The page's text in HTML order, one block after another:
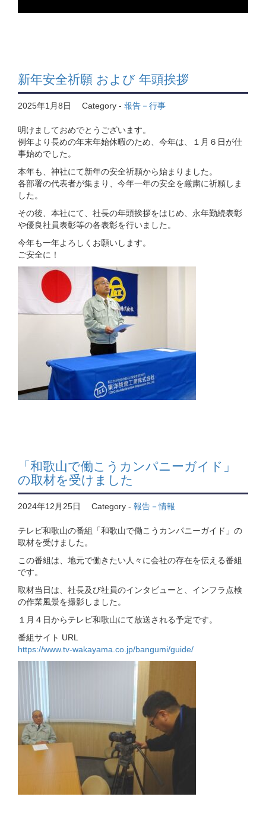
新年安全祈願 および 年頭挨拶
2025年1月8日 Category - 報告－行事
明けましておめでとうございます。
例年より長めの年末年始休暇のため、今年は、１月６日が仕
事始めでした。
本年も、神社にて新年の安全祈願から始まりました。
各部署の代表者が集まり、今年一年の安全を厳粛に祈願しま
した。
その後、本社にて、社長の年頭挨拶をはじめ、永年勤続表彰
や優良社員表彰等の各表彰を行いました。
今年も一年よろしくお願いします。
ご安全に！
「和歌山で働こうカンパニーガイド」
の取材を受けました
2024年12月25日 Category - 報告－情報
テレビ和歌山の番組「和歌山で働こうカンパニーガイド」の
取材を受けました。
この番組は、地元で働きたい人々に会社の存在を伝える番組
です。
取材当日は、社長及び社員のインタビューと、インフラ点検
の作業風景を撮影しました。
１月４日からテレビ和歌山にて放送される予定です。
番組サイト URL
https://www.tv-wakayama.co.jp/bangumi/guide/